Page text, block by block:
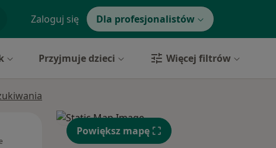
Zaloguj się Dla profesjonalistów
Przyjmuje dzieci Więcej filtrów
Pt, Sob,
Powiększ mapę